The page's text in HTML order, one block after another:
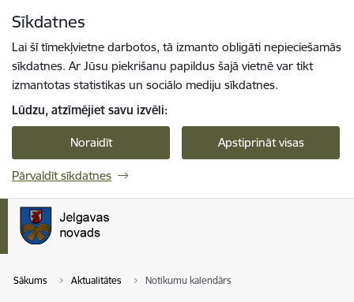
Sīkdatnes
Lai šī tīmekļvietne darbotos, tā izmanto obligāti nepieciešamās
sīkdatnes. Ar Jūsu piekrišanu papildus šajā vietnē var tikt
izmantotas statistikas un sociālo mediju sīkdatnes.
Lūdzu, atzīmējiet savu izvēli:
Noraidīt Apstiprināt visas
Pārvaldīt sīkdatnes
Sākums Aktualitātes Notikumu kalendārs